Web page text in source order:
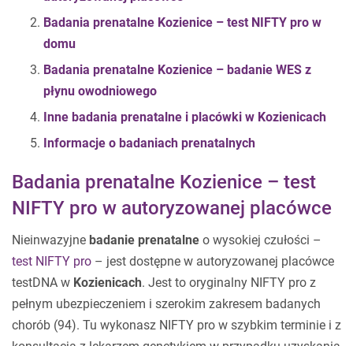
Badania prenatalne Kozienice – test NIFTY pro w
domu
Badania prenatalne Kozienice – badanie WES z
płynu owodniowego
Inne badania prenatalne i placówki w Kozienicach
Informacje o badaniach prenatalnych
Badania prenatalne Kozienice – test
NIFTY pro w autoryzowanej placówce
Nieinwazyjne badanie prenatalne o wysokiej czułości –
test NIFTY pro – jest dostępne w autoryzowanej placówce
testDNA w Kozienicach. Jest to oryginalny NIFTY pro z
pełnym ubezpieczeniem i szerokim zakresem badanych
chorób (94). Tu wykonasz NIFTY pro w szybkim terminie i z